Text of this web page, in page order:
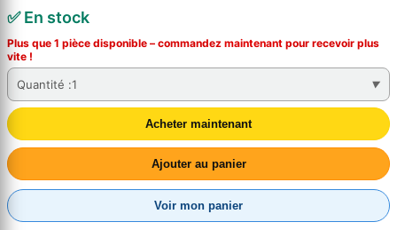
✅ En stock
Plus que 1 pièce disponible – commandez maintenant pour recevoir plus
vite !
Quantité :1
Acheter maintenant
Ajouter au panier
Voir mon panier